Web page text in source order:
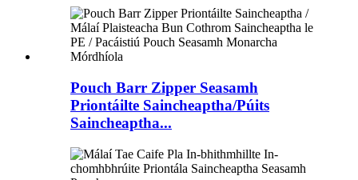
Pouch Barr Zipper Seasamh
Priontáilte Saincheaptha/Púits
Saincheaptha...